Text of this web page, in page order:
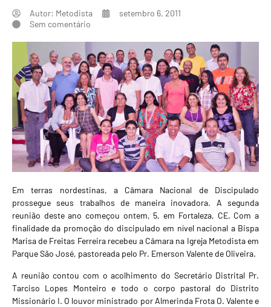
Autor: Metodista
setembro 6, 2011
Sem comentário
Em terras nordestinas, a Câmara Nacional de Discipulado
prossegue seus trabalhos de maneira inovadora. A segunda
reunião deste ano começou ontem, 5, em Fortaleza, CE. Com a
finalidade da promoção do discipulado em nível nacional a Bispa
Marisa de Freitas Ferreira recebeu a Câmara na Igreja Metodista em
Parque São José, pastoreada pelo Pr. Emerson Valente de Oliveira.
A reunião contou com o acolhimento do Secretário Distrital Pr.
Tarciso Lopes Monteiro e todo o corpo pastoral do Distrito
Missionário I. O louvor ministrado por Almerinda Frota O. Valente e